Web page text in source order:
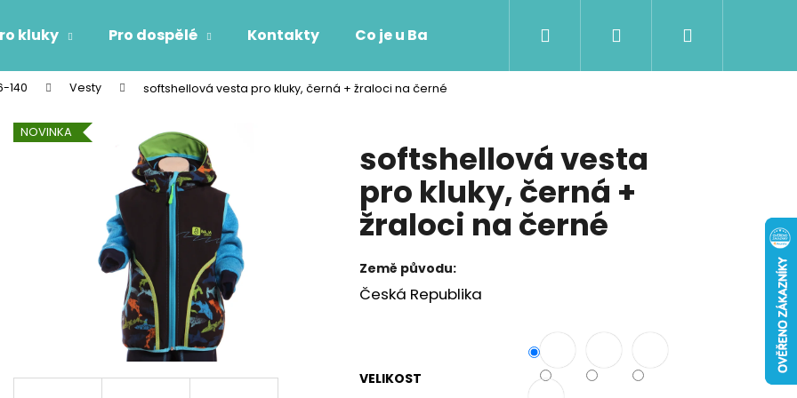
kluky Pro dospělé Kontakty Co je u Baji nového Přihlášení
140 Vesty softshellová vesta pro kluky, černá + žraloci na černé
softshellová vesta
pro kluky, černá +
žraloci na černé
Země původu:
Česká Republika
VELIKOST
NOVINKA
Co potřebujete najít?
Doporučujeme
Následující